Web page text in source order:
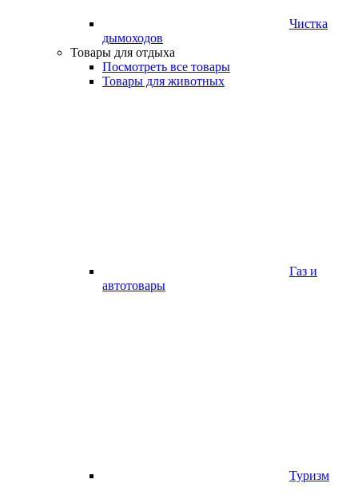
Чистка
дымоходов
Товары для отдыха
Посмотреть все товары
Товары для животных
Газ и
автотовары
Туризм